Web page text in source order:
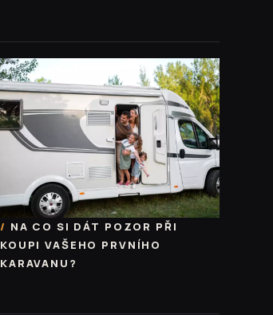
NA CO SI DÁT POZOR PŘI
KOUPI VAŠEHO PRVNÍHO
KARAVANU?